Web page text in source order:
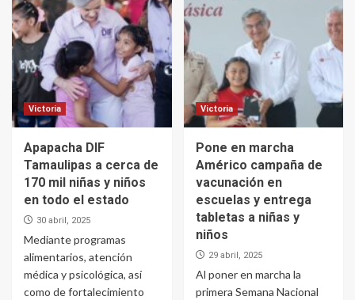
Victoria
Apapacha DIF
Tamaulipas a cerca de
170 mil niñas y niños
en todo el estado
30 abril, 2025
Mediante programas
alimentarios, atención
médica y psicológica, así
como de fortalecimiento
Victoria
Pone en marcha
Américo campaña de
vacunación en
escuelas y entrega
tabletas a niñas y
niños
29 abril, 2025
Al poner en marcha la
primera Semana Nacional